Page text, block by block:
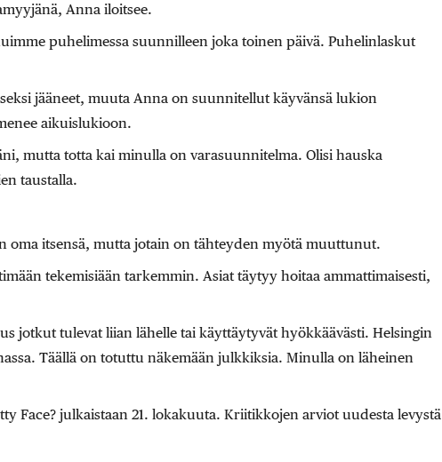
Anna iloitsee.
puhelimessa suunnilleen joka toinen päivä. Puhelinlaskut
jääneet, muuta Anna on suunnitellut käyvänsä lukion
aikuislukioon.
mutta totta kai minulla on varasuunnitelma. Olisi hauska
taustalla.
oma itsensä, mutta jotain on tähteyden myötä muuttunut.
tekemisiään tarkemmin. Asiat täytyy hoitaa ammattimaisesti,
jotkut tulevat liian lähelle tai käyttäytyvät hyökkäävästi. Helsingin
Täällä on totuttu näkemään julkkiksia. Minulla on läheinen
Face? julkaistaan 21. lokakuuta. Kriitikkojen arviot uudesta levystä